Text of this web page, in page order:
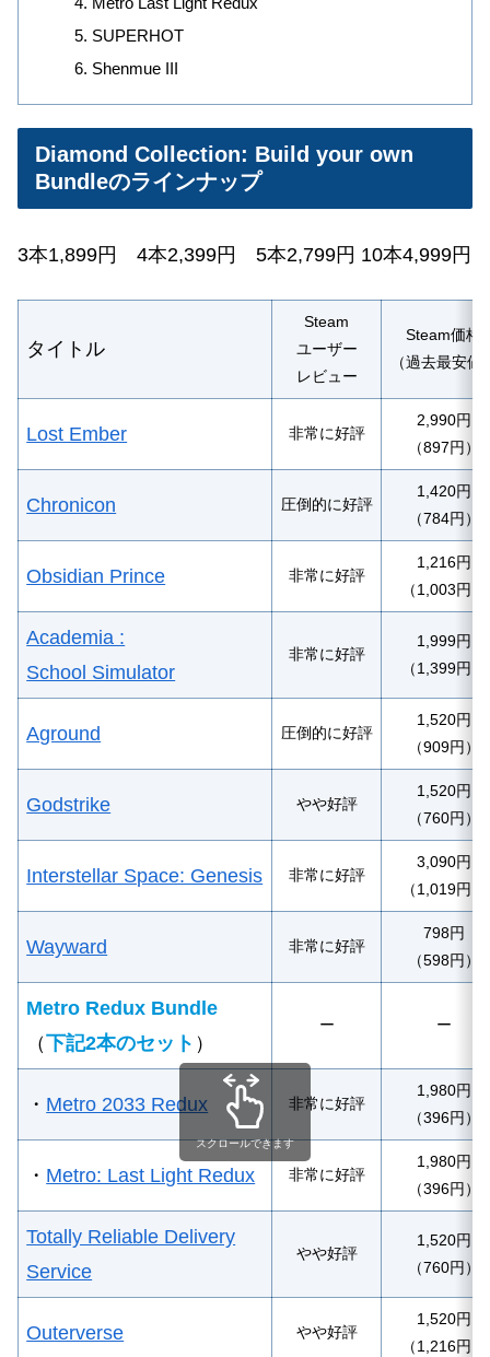
SUPERHOT
Shenmue III
Diamond Collection: Build your own
Bundleのラインナップ
3本1,899円 4本2,399円 5本2,799円 10本4,999円
タイトル
Steam
ユーザー
レビュー
Steam価格
（過去最安値
Lost Ember 非常に好評
2,990円
（897円）
Chronicon 圧倒的に好評
1,420円
（784円）
Obsidian Prince 非常に好評
1,216円
（1,003円）
Academia :
School Simulator
非常に好評
1,999円
（1,399円）
Aground 圧倒的に好評
1,520円
（909円）
Godstrike やや好評
1,520円
（760円）
Interstellar Space: Genesis 非常に好評
3,090円
（1,019円）
Wayward 非常に好評
798円
（598円）
Metro Redux Bundle
（下記2本のセット ）
ー ー
・ Metro 2033 Redux 非常に好評
1,980円
（396円）
・ Metro: Last Light Redux 非常に好評
1,980円
（396円）
Totally Reliable Delivery
Service
やや好評
1,520円
（760円）
Outerverse やや好評
1,520円
（1,216円）
スクロールできます